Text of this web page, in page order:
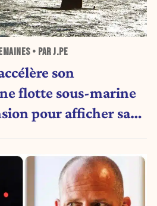
• PAR J.PE
son
flotte sous-marine
pour afficher sa